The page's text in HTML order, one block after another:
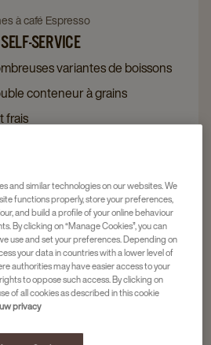
à café Espresso
SERVICE
variantes de boissons
conteneur à grains
frais
à café Espresso
tasse
de boissons
compacte
and similar technologies on our websites. We
functions properly, store your preferences,
and build a profile of your online behaviour
By clicking on “Manage Cookies”, you can
use and set your preferences. Depending on
your data in countries with a lower level of
authorities may have easier access to your
to oppose such access. By clicking on
of all cookies as described in this cookie
privacy